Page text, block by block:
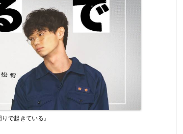
で起きている』